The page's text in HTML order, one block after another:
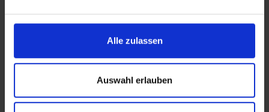
Alle zulassen
Auswahl erlauben
Vertretung zu wenden.
Seit dem 01.11.2010 sind Fluggesellschaften im
Rahmen von 'Secure Flight' dazu verpflichtet,
US-Behörde TSA zu übermitteln. Folgende